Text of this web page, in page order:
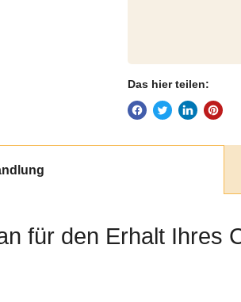
Das hier teilen:
für den Erhalt Ihres